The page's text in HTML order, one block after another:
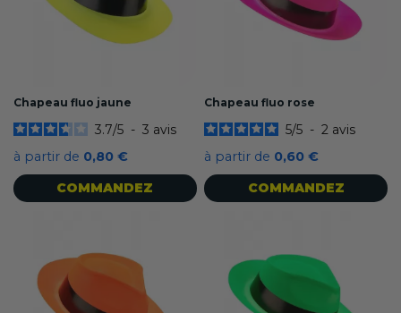
Chapeau fluo jaune
3.7/5 - 3 avis
à partir de 0,80 €
COMMANDEZ
Chapeau fluo rose
5/5 - 2 avis
à partir de 0,60 €
COMMANDEZ